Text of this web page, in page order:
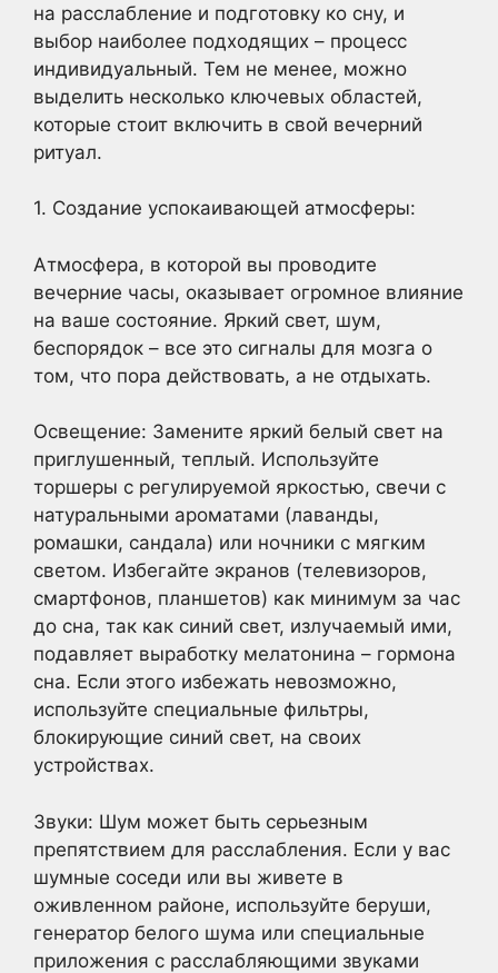
на расслабление и подготовку ко сну, и
выбор наиболее подходящих – процесс
индивидуальный. Тем не менее, можно
выделить несколько ключевых областей,
которые стоит включить в свой вечерний
ритуал.
1. Создание успокаивающей атмосферы:
Атмосфера, в которой вы проводите
вечерние часы, оказывает огромное влияние
на ваше состояние. Яркий свет, шум,
беспорядок – все это сигналы для мозга о
том, что пора действовать, а не отдыхать.
Освещение: Замените яркий белый свет на
приглушенный, теплый. Используйте
торшеры с регулируемой яркостью, свечи с
натуральными ароматами (лаванды,
ромашки, сандала) или ночники с мягким
светом. Избегайте экранов (телевизоров,
смартфонов, планшетов) как минимум за час
до сна, так как синий свет, излучаемый ими,
подавляет выработку мелатонина – гормона
сна. Если этого избежать невозможно,
используйте специальные фильтры,
блокирующие синий свет, на своих
устройствах.
Звуки: Шум может быть серьезным
препятствием для расслабления. Если у вас
шумные соседи или вы живете в
оживленном районе, используйте беруши,
генератор белого шума или специальные
приложения с расслабляющими звуками